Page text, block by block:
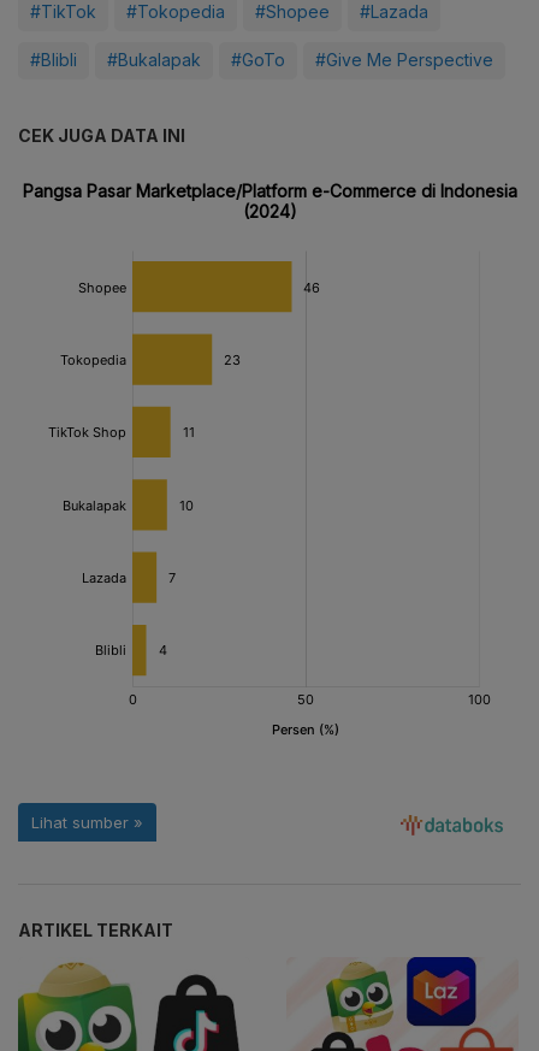
#TikTok #Tokopedia #Shopee #Lazada
#Blibli #Bukalapak #GoTo #Give Me Perspective
CEK JUGA DATA INI
ARTIKEL TERKAIT